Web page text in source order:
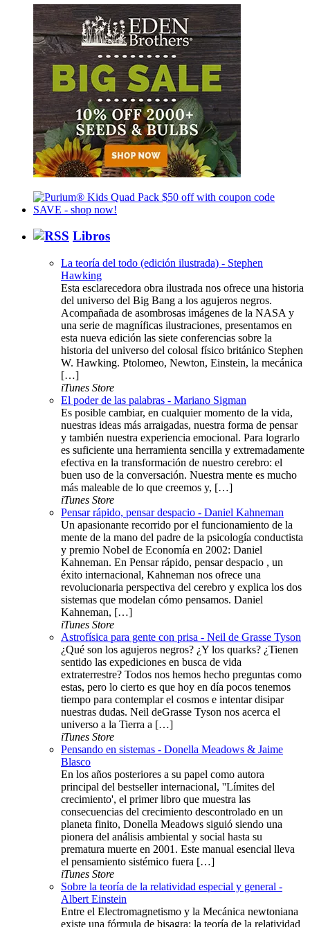
Libros
La teoría del todo (edición ilustrada) - Stephen
Hawking
Esta esclarecedora obra ilustrada nos ofrece una historia
del universo del Big Bang a los agujeros negros.
Acompañada de asombrosas imágenes de la NASA y
una serie de magníficas ilustraciones, presentamos en
esta nueva edición las siete conferencias sobre la
historia del universo del colosal físico británico Stephen
W. Hawking. Ptolomeo, Newton, Einstein, la mecánica
[…]
iTunes Store
El poder de las palabras - Mariano Sigman
Es posible cambiar, en cualquier momento de la vida,
nuestras ideas más arraigadas, nuestra forma de pensar
y también nuestra experiencia emocional. Para lograrlo
es suficiente una herramienta sencilla y extremadamente
efectiva en la transformación de nuestro cerebro: el
buen uso de la conversación. Nuestra mente es mucho
más maleable de lo que creemos y, […]
iTunes Store
Pensar rápido, pensar despacio - Daniel Kahneman
Un apasionante recorrido por el funcionamiento de la
mente de la mano del padre de la psicología conductista
y premio Nobel de Economía en 2002: Daniel
Kahneman. En Pensar rápido, pensar despacio , un
éxito internacional, Kahneman nos ofrece una
revolucionaria perspectiva del cerebro y explica los dos
sistemas que modelan cómo pensamos. Daniel
Kahneman, […]
iTunes Store
Astrofísica para gente con prisa - Neil de Grasse Tyson
¿Qué son los agujeros negros? ¿Y los quarks? ¿Tienen
sentido las expediciones en busca de vida
extraterrestre? Todos nos hemos hecho preguntas como
estas, pero lo cierto es que hoy en día pocos tenemos
tiempo para contemplar el cosmos e intentar disipar
nuestras dudas. Neil deGrasse Tyson nos acerca el
universo a la Tierra a […]
iTunes Store
Pensando en sistemas - Donella Meadows & Jaime
Blasco
En los años posteriores a su papel como autora
principal del bestseller internacional, ''Límites del
crecimiento', el primer libro que muestra las
consecuencias del crecimiento descontrolado en un
planeta finito, Donella Meadows siguió siendo una
pionera del análisis ambiental y social hasta su
prematura muerte en 2001. Este manual esencial lleva
el pensamiento sistémico fuera […]
iTunes Store
Sobre la teoría de la relatividad especial y general -
Albert Einstein
Entre el Electromagnetismo y la Mecánica newtoniana
existe una fórmula de bisagra: la teoría de la relatividad